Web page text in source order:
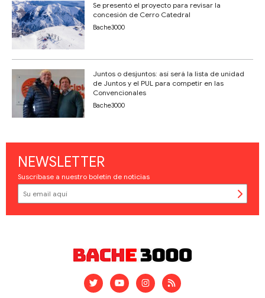
Se presentó el proyecto para revisar la
concesión de Cerro Catedral
Bache3000
Juntos o desjuntos: así será la lista de unidad
de Juntos y el PUL para competir en las
Convencionales
Bache3000
NEWSLETTER
Suscríbase a nuestro boletín de noticias